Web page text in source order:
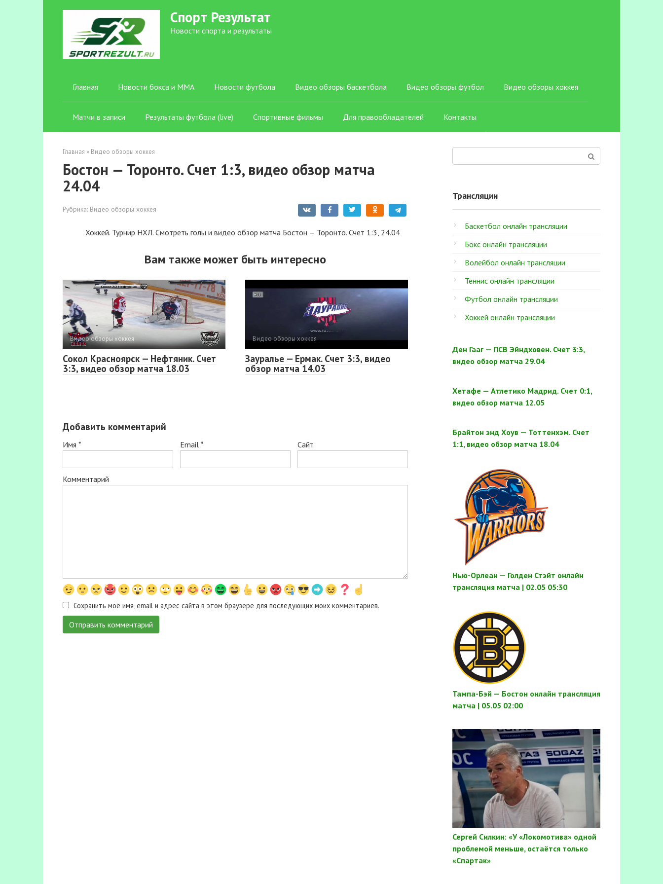
Спорт Результат
Новости спорта и результаты
Главная Новости бокса и ММА Новости футбола Видео обзоры баскетбола Видео обзоры футбол Видео обзоры хоккея
Матчи в записи Результаты футбола (live) Спортивные фильмы Для правообладателей Контакты
Главная » Видео обзоры хоккея
Бостон — Торонто. Счет 1:3, видео обзор матча
24.04
Рубрика: Видео обзоры хоккея
Хоккей. Турнир НХЛ. Смотреть голы и видео обзор матча Бостон — Торонто. Счет 1:3, 24.04
Вам также может быть интересно
Видео обзоры хоккея
Сокол Красноярск — Нефтяник. Счет
3:3, видео обзор матча 18.03
Видео обзоры хоккея
Зауралье — Ермак. Счет 3:3, видео
обзор матча 14.03
Добавить комментарий
Имя * Email * Сайт
Комментарий
Сохранить моё имя, email и адрес сайта в этом браузере для последующих моих комментариев.
Трансляции
Баскетбол онлайн трансляции
Бокс онлайн трансляции
Волейбол онлайн трансляции
Теннис онлайн трансляции
Футбол онлайн трансляции
Хоккей онлайн трансляции
Ден Гааг — ПСВ Эйндховен. Счет 3:3,
видео обзор матча 29.04
Хетафе — Атлетико Мадрид. Счет 0:1,
видео обзор матча 12.05
Брайтон энд Хоув — Тоттенхэм. Счет
1:1, видео обзор матча 18.04
Нью-Орлеан — Голден Стэйт онлайн
трансляция матча | 02.05 05:30
Тампа-Бэй — Бостон онлайн трансляция
матча | 05.05 02:00
Сергей Силкин: «У «Локомотива» одной
проблемой меньше, остаётся только
«Спартак»